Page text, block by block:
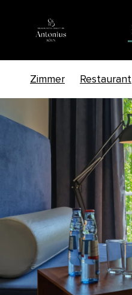
Zimmer Restaurant